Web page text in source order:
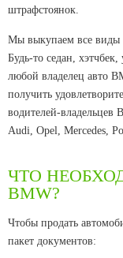
штрафстоянок.
Мы выкупаем все виды
Будь-то седан,
любой владелец авто
получить
водителей-владельцев
Audi, Opel, Mercedes,
ЧТО
BMW?
Чтобы продать
пакет документов: